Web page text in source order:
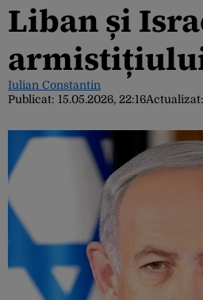
Liban și
armistițiului
Iulian Constantin
Publicat: 15.05.2026, 22:16Actualizat: